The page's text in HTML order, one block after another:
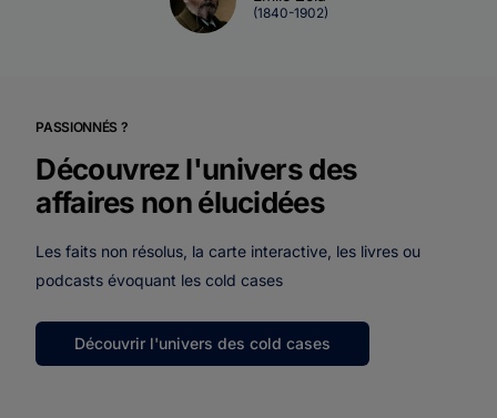
(1840-1902)
PASSIONNÉS ?
Découvrez l'univers des
affaires non élucidées
Les faits non résolus, la carte interactive, les livres ou
podcasts évoquant les cold cases
Découvrir l'univers des cold cases